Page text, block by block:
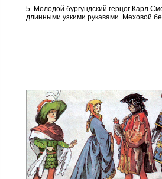
5. Молодой бургундский герцог Карл
длинными узкими рукавами. Меховой